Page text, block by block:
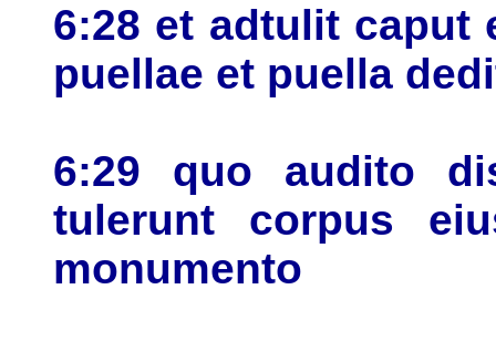
6:28 et adtulit
puellae et puella
6:29 quo audito
tulerunt corpus
monumento